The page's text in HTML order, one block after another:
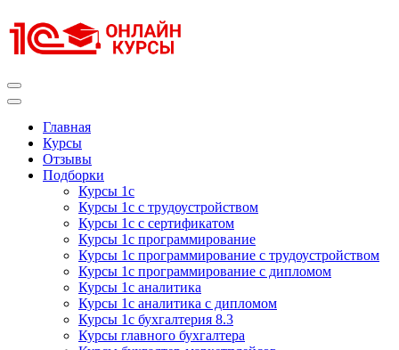
к
содержимому
Главная
Курсы
Отзывы
Подборки
Курсы 1с
Курсы 1с с трудоустройством
Курсы 1с с сертификатом
Курсы 1с программирование
Курсы 1с программирование с трудоустройством
Курсы 1с программирование с дипломом
Курсы 1с аналитика
Курсы 1с аналитика с дипломом
Курсы 1с бухгалтерия 8.3
Курсы главного бухгалтера